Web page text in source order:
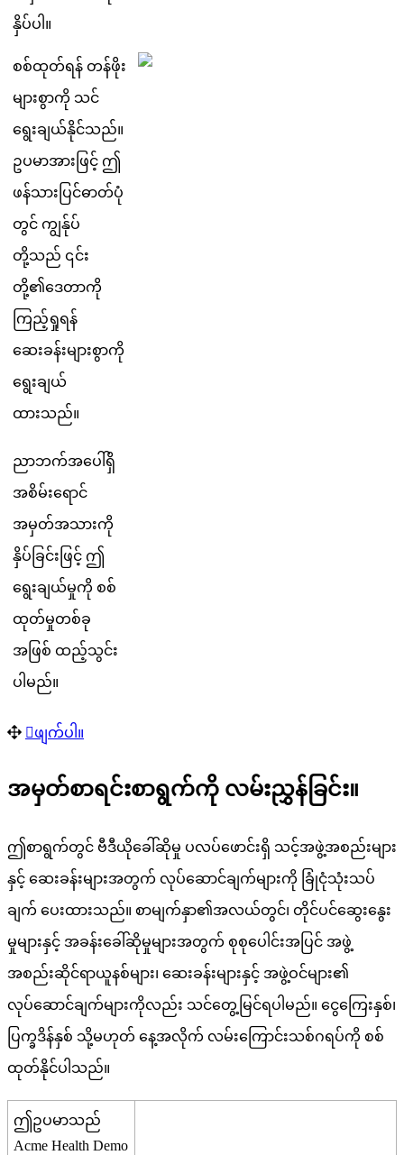
နပပ ။
စစထတရန တနဖ
မစက သင
ရခယနငသည။
ဥပမအ ဖင ဤ
ဖနသ ပငဓတပ
တင ကနပ
တသည ၎င
တ၏ဒတက
ကညရရန
ဆခနမစက
ရခယ
ထသည။
ညဘကအပရ
အစမရင
အမတအသက
နပ ခင ဖင ဤ
ရခယမက စစ
ထတမတစခ
အ ဖစ ထညသင
ပ မည။
ဖကပ ။
အမတစရငစရကက လမညန ခင။
ဤစရကတင ဗဒယခ ဆမ ပလပဖငရ သငအဖအစညမ
နင ဆခနမအတက လပဆငခကမက ခငသသပ
ခက ပထသည။ စမကန၏အလယတင၊ တငပငဆန
မမနင အခနခ ဆမမအတက စစပ ငအ ပင အဖ
အစညဆငရယနစမ၊ ဆခနမနင အဖဝငမ၏
လပဆငခကမကလည သငတ မငရပ မည။ ငကနစ၊
ပကဒနနစ သမဟတ နအလက လမကငသစဂရပက စစ
ထတနငပ သည။
ဤဥပမသည
Acme Health Demo